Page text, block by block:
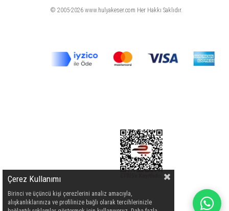
© 2005-2026 www.hulyakeser.com Her Hakkı Saklıdır.
Çerez Kullanımı
Birinci ve üçüncü kişi çerezlerini analiz amacıyla,
alışkanlıklarınıza ve profilinize bağlı olarak tercihlerinizle